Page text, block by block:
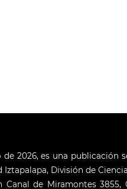
de 2026, es una publicación
División de
de Miramontes 3855,